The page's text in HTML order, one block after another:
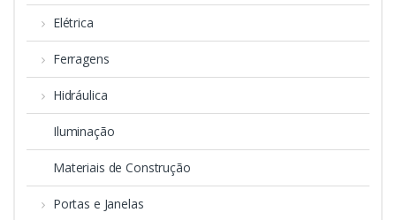
Elétrica
Ferragens
Hidráulica
Iluminação
Materiais de Construção
Portas e Janelas